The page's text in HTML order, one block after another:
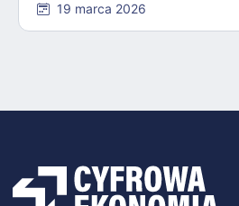
19 marca 2026